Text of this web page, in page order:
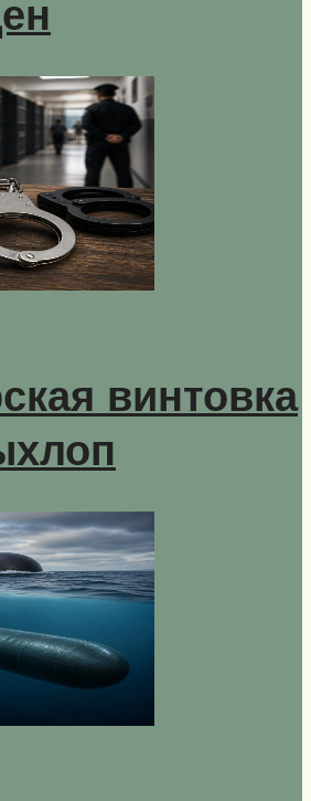
винтовка